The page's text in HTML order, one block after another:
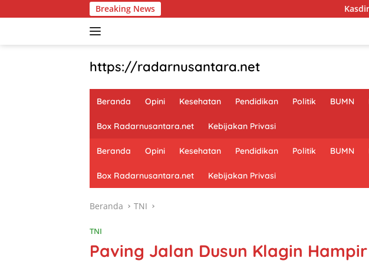
ke
Breaking News Kasdim 0913/PPU
https://radarnusantara.net
Beranda Opini Kesehatan Pendidikan Politik BUMN
Box Radarnusantara.net Kebijakan Privasi
Beranda Opini Kesehatan Pendidikan Politik BUMN
Box Radarnusantara.net Kebijakan Privasi
Beranda TNI
TNI
Paving Jalan Dusun Klagin